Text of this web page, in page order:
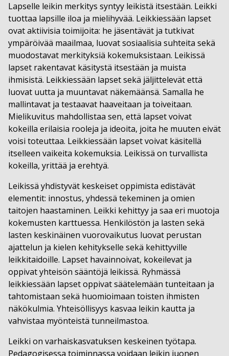
Lapselle leikin merkitys syntyy leikistä itsestään. Leikki
tuottaa lapsille iloa ja mielihyvää. Leikkiessään lapset
ovat aktiivisia toimijoita: he jäsentävät ja tutkivat
ympäröivää maailmaa, luovat sosiaalisia suhteita sekä
muodostavat merkityksiä kokemuksistaan. Leikissä
lapset rakentavat käsitystä itsestään ja muista
ihmisistä. Leikkiessään lapset sekä jäljittelevät että
luovat uutta ja muuntavat näkemäänsä. Samalla he
mallintavat ja testaavat haaveitaan ja toiveitaan.
Mielikuvitus mahdollistaa sen, että lapset voivat
kokeilla erilaisia rooleja ja ideoita, joita he muuten eivät
voisi toteuttaa. Leikkiessään lapset voivat käsitellä
itselleen vaikeita kokemuksia. Leikissä on turvallista
kokeilla, yrittää ja erehtyä.
Leikissä yhdistyvät keskeiset oppimista edistävät
elementit: innostus, yhdessä tekeminen ja omien
taitojen haastaminen. Leikki kehittyy ja saa eri muotoja
kokemusten karttuessa. Henkilöstön ja lasten sekä
lasten keskinäinen vuorovaikutus luovat perustan
ajattelun ja kielen kehitykselle sekä kehittyville
leikkitaidoille. Lapset havainnoivat, kokeilevat ja
oppivat yhteisön sääntöjä leikissä. Ryhmässä
leikkiessään lapset oppivat säätelemään tunteitaan ja
tahtomistaan sekä huomioimaan toisten ihmisten
näkökulmia. Yhteisöllisyys kasvaa leikin kautta ja
vahvistaa myönteistä tunneilmastoa.
Leikki on varhaiskasvatuksen keskeinen työtapa.
Pedagogisessa toiminnassa voidaan leikin juonen